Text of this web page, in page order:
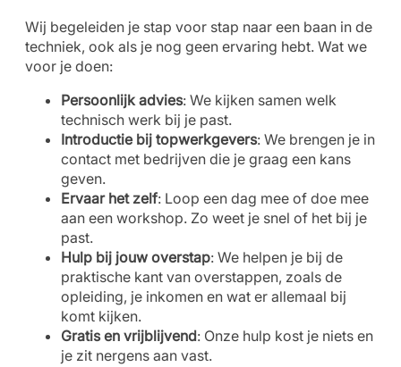
Wij begeleiden je stap voor stap naar een baan in de
techniek, ook als je nog geen ervaring hebt. Wat we
voor je doen:
Persoonlijk advies: We kijken samen welk
technisch werk bij je past.
Introductie bij topwerkgevers: We brengen je in
contact met bedrijven die je graag een kans
geven.
Ervaar het zelf: Loop een dag mee of doe mee
aan een workshop. Zo weet je snel of het bij je
past.
Hulp bij jouw overstap: We helpen je bij de
praktische kant van overstappen, zoals de
opleiding, je inkomen en wat er allemaal bij
komt kijken.
Gratis en vrijblijvend: Onze hulp kost je niets en
je zit nergens aan vast.